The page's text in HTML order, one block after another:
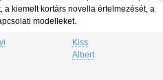
a kiemelt kortárs novella értelmezését, a
modelleket.
Kiss
Albert